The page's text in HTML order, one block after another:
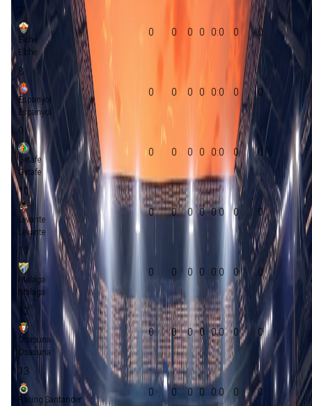
7
Elche
Elche
0 0 0 0 0:0 0 0
8
Espanyol
Espanyol
0 0 0 0 0:0 0 0
9
Getafe
Getafe
0 0 0 0 0:0 0 0
10
Levante
Levante
0 0 0 0 0:0 0 0
11
Malaga
Malaga
0 0 0 0 0:0 0 0
12
Osasuna
Osasuna
0 0 0 0 0:0 0 0
13
Racing Santander
0 0 0 0 0:0 0 0